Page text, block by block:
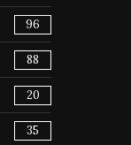
96
88
20
35